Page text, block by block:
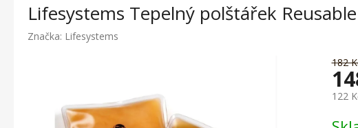
Lifesystems Tepelný polštářek
Značka: Lifesystems
182
122